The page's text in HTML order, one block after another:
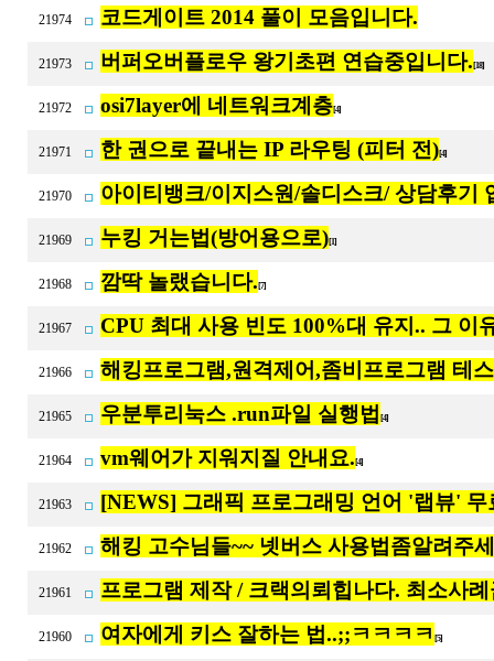
21974 코드게이트 2014 풀이 모음입니다.
21973 버퍼오버플로우 왕기초편 연습중입니다. [18]
21972 osi7layer에 네트워크계층[4]
21971 한 권으로 끝내는 IP 라우팅 (피터 전)[4]
21970 아이티뱅크/이지스원/솔디스크/ 상담후기
21969 누킹 거는법(방어용으로)[1]
21968 깜딱 놀랬습니다. [7]
21967 CPU 최대 사용 빈도 100%대 유지.. 그 이
21966 해킹프로그램,원격제어,좀비프로그램 테
21965 우분투리눅스 .run파일 실행법 [4]
21964 vm웨어가 지워지질 안내요. [4]
21963 [NEWS] 그래픽 프로그래밍 언어 '랩뷰' 무
21962 해킹 고수님들~~ 넷버스 사용법좀알려주
21961 프로그램 제작 / 크랙의뢰힙나다. 최소사
21960 여자에게 키스 잘하는 법..;;ㅋㅋㅋㅋ [5]